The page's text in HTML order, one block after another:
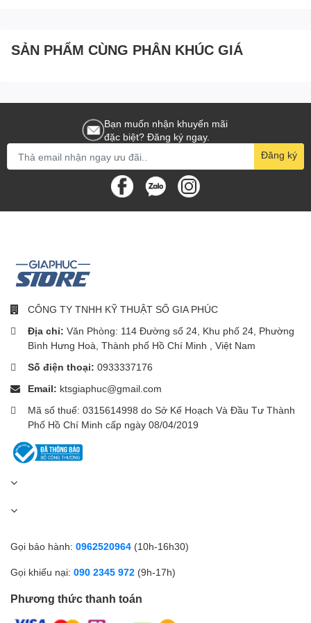
SẢN PHẨM CÙNG PHÂN KHÚC GIÁ
Bạn muốn nhận khuyến mãi
đặc biệt? Đăng ký ngay.
Đăng ký
CÔNG TY TNHH KỸ THUẬT SỐ GIA PHÚC
Địa chỉ: Văn Phòng: 114 Đường số 24, Khu phố 24, Phường
Bình Hưng Hoà, Thành phố Hồ Chí Minh , Việt Nam
Số điện thoại: 0933337176
Email: ktsgiaphuc@gmail.com
Mã số thuế: 0315614998 do Sở Kế Hoạch Và Đầu Tư Thành
Phố Hồ Chí Minh cấp ngày 08/04/2019
Gọi bảo hành: 0962520964 (10h-16h30)
Gọi khiếu nại: 090 2345 972 (9h-17h)
Phương thức thanh toán